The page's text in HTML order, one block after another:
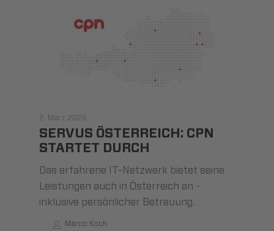
2. März 2026
SERVUS ÖSTERREICH: CPN
STARTET DURCH
Das erfahrene IT-Netzwerk bietet seine
Leistungen auch in Österreich an -
inklusive persönlicher Betreuung.
Marco Koch